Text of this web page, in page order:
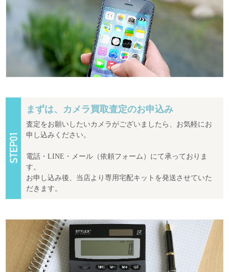
まずは、カメラ買取査定のお申込み
査定をお願いしたいカメラがございましたら、お気軽にお
申し込みください。
電話・LINE・メール（依頼フォーム）にて承っておりま
す。
お申し込み後、当店より専用宅配キットを発送させていた
だきます。